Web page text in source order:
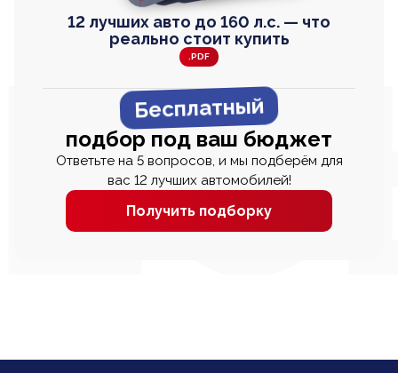
12 лучших авто до 160 л.с. — что
реально стоит купить
.PDF
Бесплатный
подбор под ваш бюджет
Ответьте на 5 вопросов, и мы подберём для
вас 12 лучших автомобилей!
Получить подборку